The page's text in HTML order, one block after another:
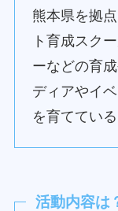
熊本県を拠
ト育成スク
ーなどの育
ディアやイ
を育ててい
活動内容は